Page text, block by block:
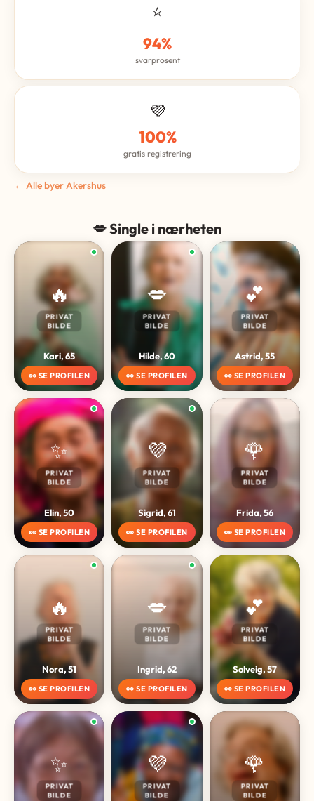
⭐
94%
svarprosent
💜
100%
gratis registrering
← Alle byer Akershus
💋 Single i nærheten
🔥
PRIVAT
BILDE
Kari, 65
👀 SE PROFILEN
💋
PRIVAT
BILDE
Hilde, 60
👀 SE PROFILEN
💕
PRIVAT
BILDE
Astrid, 55
👀 SE PROFILEN
✨
PRIVAT
BILDE
Elin, 50
👀 SE PROFILEN
💜
PRIVAT
BILDE
Sigrid, 61
👀 SE PROFILEN
🌹
PRIVAT
BILDE
Frida, 56
👀 SE PROFILEN
🔥
PRIVAT
BILDE
Nora, 51
👀 SE PROFILEN
💋
PRIVAT
BILDE
Ingrid, 62
👀 SE PROFILEN
💕
PRIVAT
BILDE
Solveig, 57
👀 SE PROFILEN
✨
PRIVAT
BILDE
💜
PRIVAT
BILDE
🌹
PRIVAT
BILDE